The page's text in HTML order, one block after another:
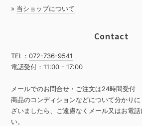
» 当ショップについて
Contact
TEL：072-736-9541
電話受付：11:00 - 17:00
メールでのお問合せ・ご注文は24時間受付
商品のコンディションなどについて分かり
ざいましたら、ご遠慮なくメール又はお電
い。